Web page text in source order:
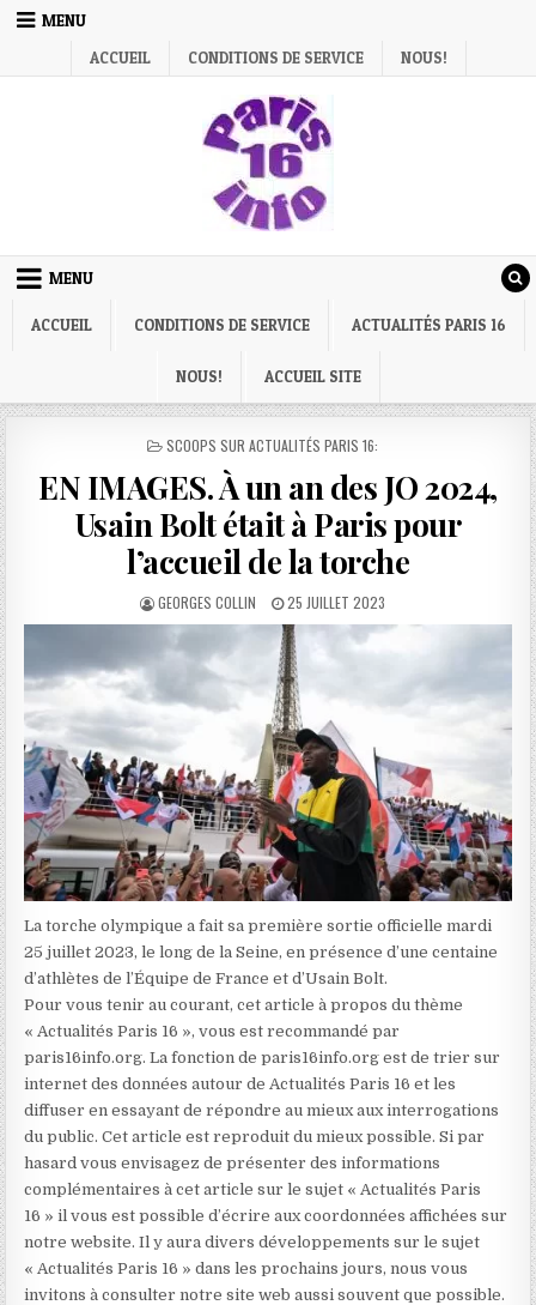
Skip
MENU
ACCUEIL
CONDITIONS DE SERVICE NOUS!
MENU
ACCUEIL CONDITIONS DE SERVICE ACTUALITÉS PARIS 16
NOUS! ACCUEIL SITE
POSTED
SCOOPS SUR ACTUALITÉS PARIS 16:
EN IMAGES. À un an des JO 2024,
Usain Bolt était à Paris pour
l’accueil de la torche
AUTHOR:
GEORGES COLLIN
PUBLISHED
DATE:
25 JUILLET 2023
La torche olympique a fait sa première sortie officielle mardi
25 juillet 2023, le long de la Seine, en présence d’une centaine
d’athlètes de l’Équipe de France et d’Usain Bolt.
Pour vous tenir au courant, cet article à propos du thème
« Actualités Paris 16 », vous est recommandé par
paris16info.org. La fonction de paris16info.org est de trier sur
internet des données autour de Actualités Paris 16 et les
diffuser en essayant de répondre au mieux aux interrogations
du public. Cet article est reproduit du mieux possible. Si par
hasard vous envisagez de présenter des informations
complémentaires à cet article sur le sujet « Actualités Paris
16 » il vous est possible d’écrire aux coordonnées affichées sur
notre website. Il y aura divers développements sur le sujet
« Actualités Paris 16 » dans les prochains jours, nous vous
invitons à consulter notre site web aussi souvent que possible.